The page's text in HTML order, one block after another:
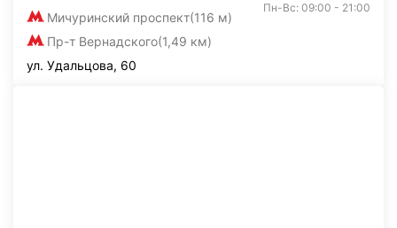
Мичуринский проспект(116 м)
Пр-т Вернадского(1,49 км)
Пн-Вс: 09:00 - 21:00
ул. Удальцова, 60